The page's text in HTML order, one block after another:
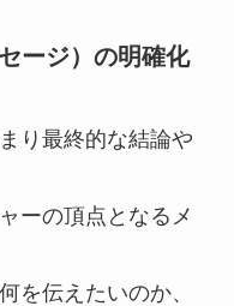
ージ）の明確化
り最終的な結論や
ーの頂点となるメ
を伝えたいのか、